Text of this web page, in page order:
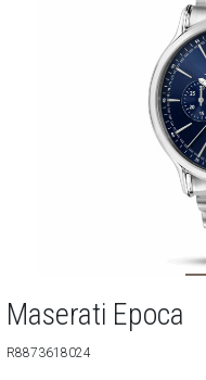
Maserati Epoca
R8873618024